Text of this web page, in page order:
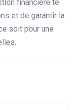
financière te
et de garantir la
soit pour une